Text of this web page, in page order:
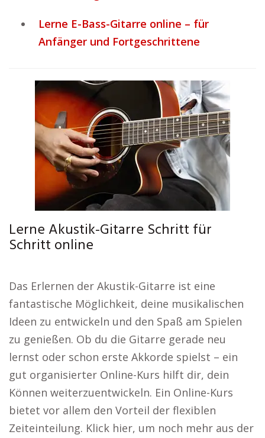
Lerne E-Bass-Gitarre online – für
Anfänger und Fortgeschrittene
Lerne Akustik-Gitarre Schritt für
Schritt online
Das Erlernen der Akustik-Gitarre ist eine
fantastische Möglichkeit, deine musikalischen
Ideen zu entwickeln und den Spaß am Spielen
zu genießen. Ob du die Gitarre gerade neu
lernst oder schon erste Akkorde spielst – ein
gut organisierter Online-Kurs hilft dir, dein
Können weiterzuentwickeln. Ein Online-Kurs
bietet vor allem den Vorteil der flexiblen
Zeiteinteilung. Klick hier, um noch mehr aus der